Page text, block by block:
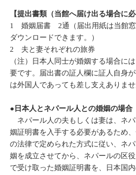
【提出書類（当館へ届け出る場合に
1 婚姻届書 2通（届出用紙は当館窓
ダウンロードできます。）
2 夫と妻それぞれの旅券
（注）日本人同士が婚姻する場合に
要です。届出書の証人欄に証人自身
は外国人であっても差し支えありませ
●日本人とネパール人との婚姻の場合
ネパール人の夫もしくは妻は、ネ
姻証明書を入手する必要があるため
の法律で定められた方式に従い、ネ
姻を成立させてから、ネパールの区
で受け取った婚姻証明書を、日本国